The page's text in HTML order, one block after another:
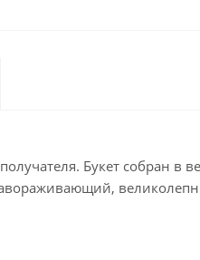
Букет собран в